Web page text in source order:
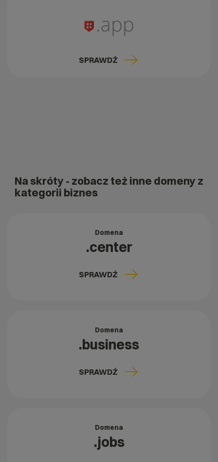
SPRAWDŹ
Na skróty - zobacz też inne domeny z
kategorii biznes
Domena
.center
SPRAWDŹ
Domena
.business
SPRAWDŹ
Domena
.jobs